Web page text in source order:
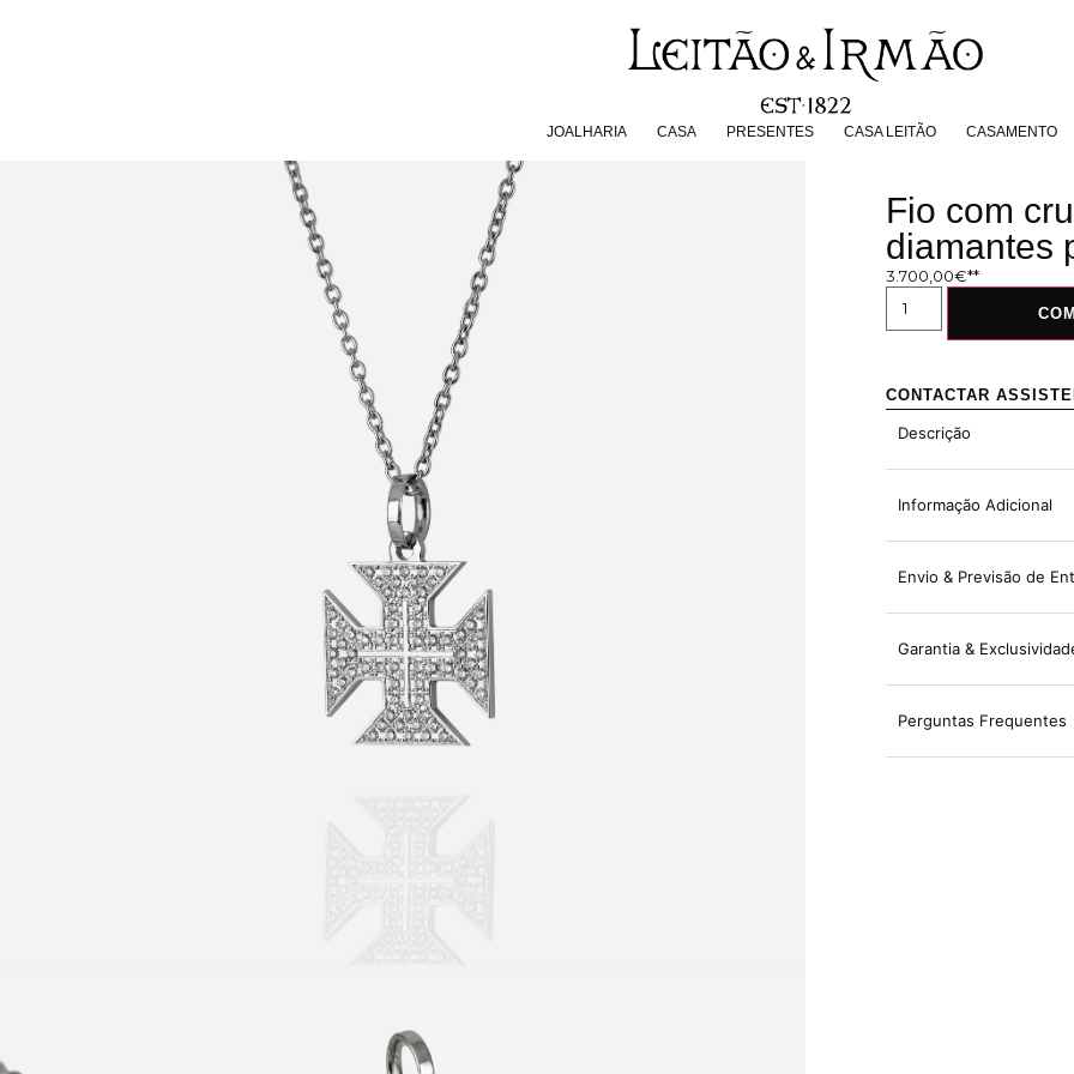
JOALHARIA CASA PRESENTES CASA LEITÃO CASAMENTO
PRESENTES CASA LEITÃO
Fio com
diamantes
3.700,00€
CONTACTAR
Descrição
Informação Adicional
Envio & Previsão de
Garantia &
Perguntas Frequentes